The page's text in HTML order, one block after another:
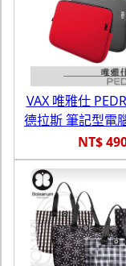
VAX 唯雅仕
德拉斯 筆記型電
NT$